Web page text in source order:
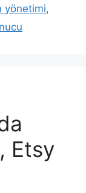
yönetimi,
Etsy